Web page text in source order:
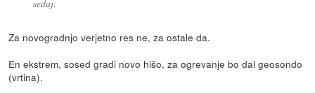
sedaj.
Za novogradnjo verjetno res ne, za ostale da.
En ekstrem, sosed gradi novo hišo, za ogrevanje bo dal geosondo
(vrtina).